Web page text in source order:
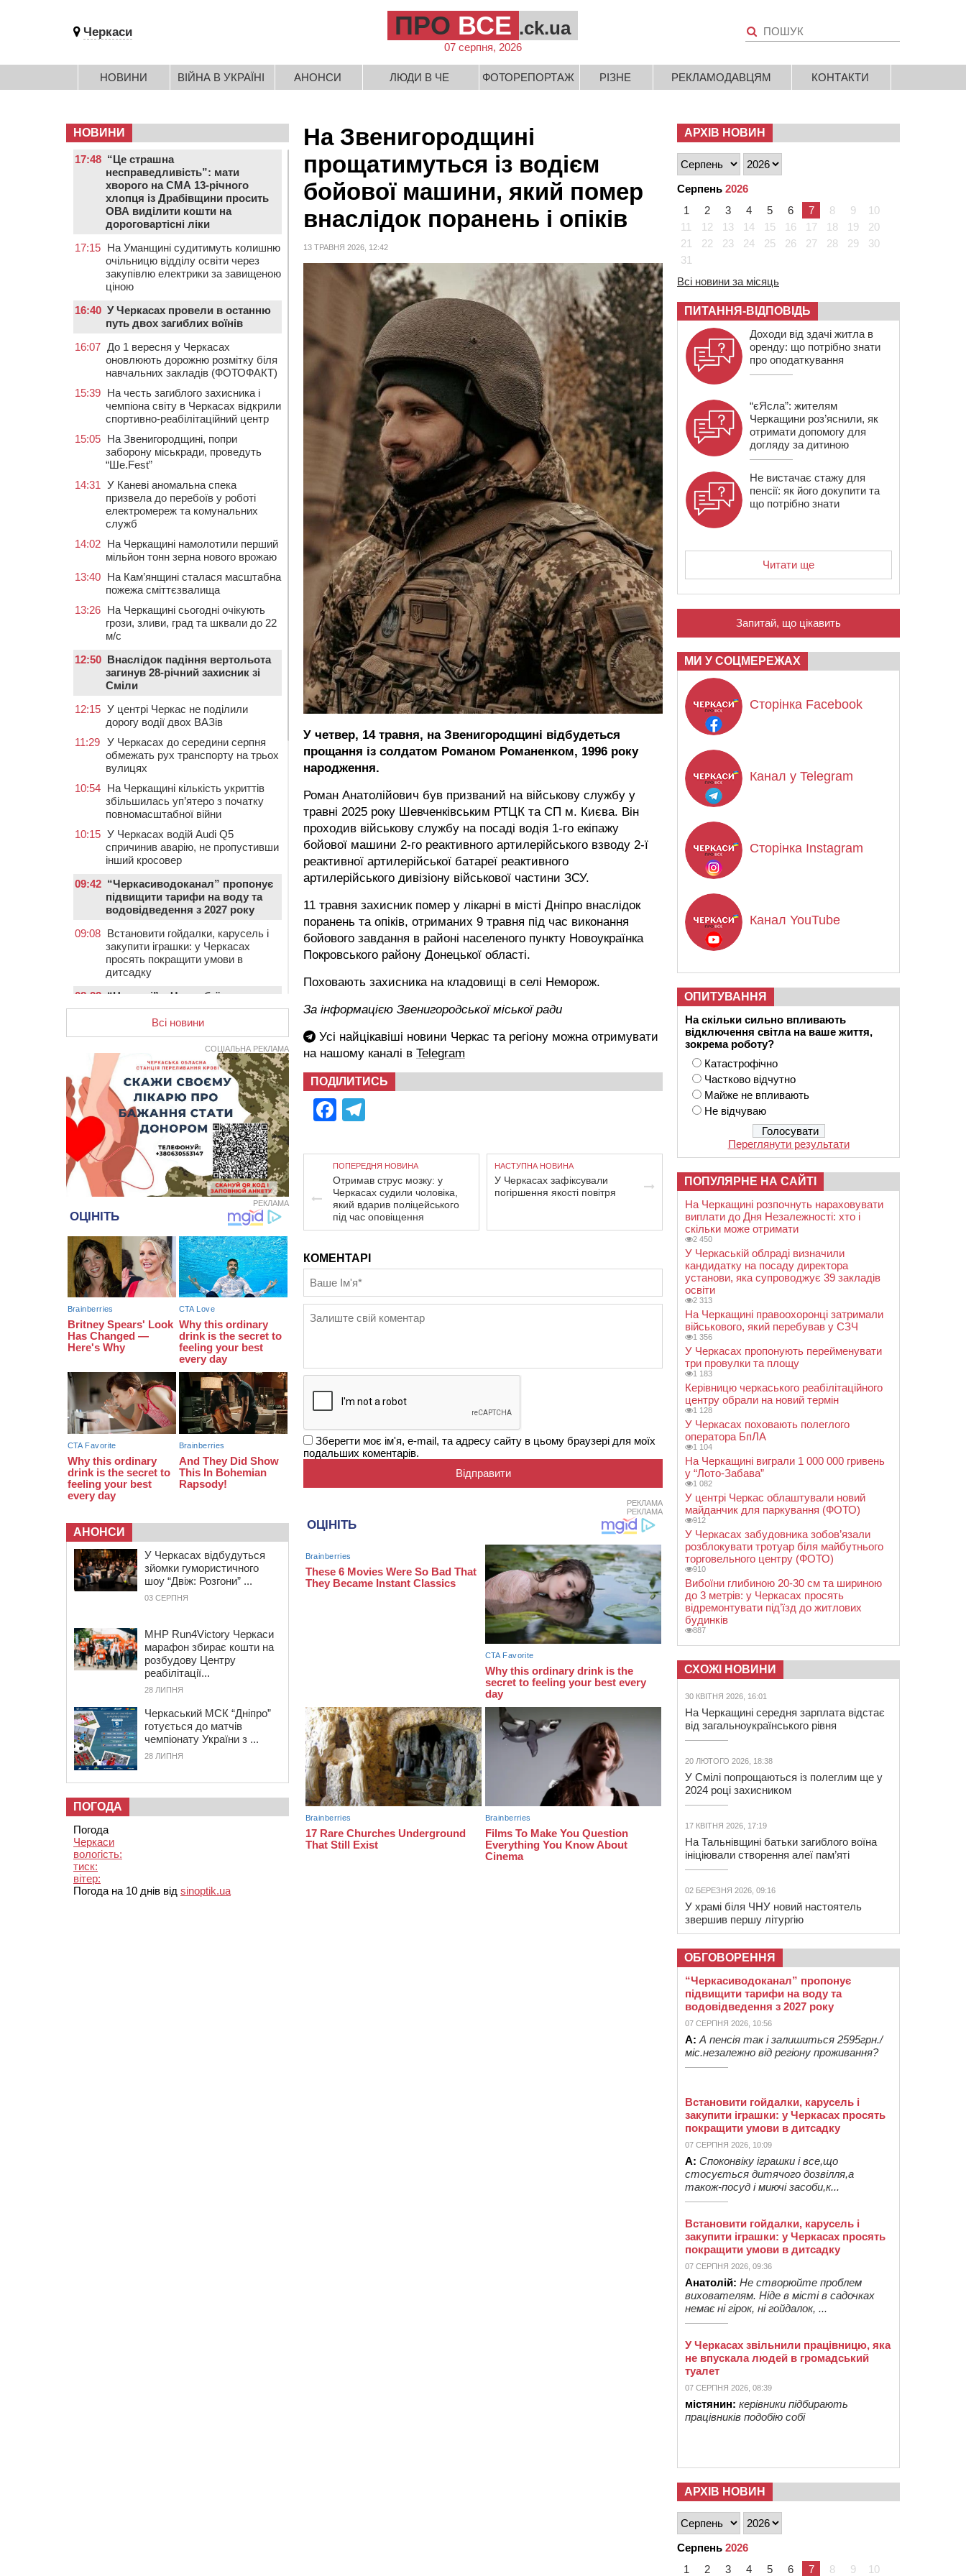
Черкаси ПРО ВСЕ .ck.ua
07 серпня, 2026
НОВИНИ ВІЙНА В УКРАЇНІ АНОНСИ ЛЮДИ В ЧЕ ФОТОРЕПОРТАЖ РІЗНЕ РЕКЛАМОДАВЦЯМ КОНТАКТИ
На Звенигородщині
прощатимуться із водієм
бойової машини, який помер
внаслідок поранень і опіків
13 ТРАВНЯ 2026, 12:42
У четвер, 14 травня, на Звенигородщині відбудеться
прощання із солдатом Романом Романенком, 1996 року
народження.
Роман Анатолійович був призваний на військову службу у
травні 2025 року Шевченківським РТЦК та СП м. Києва. Він
проходив військову службу на посаді водія 1-го екіпажу
бойової машини 2-го реактивного артилерійського взводу 2-ї
реактивної артилерійської батареї реактивного
артилерійського дивізіону військової частини ЗСУ.
11 травня захисник помер у лікарні в місті Дніпро внаслідок
поранень та опіків, отриманих 9 травня під час виконання
бойового завдання в районі населеного пункту Новоукраїнка
Покровського району Донецької області.
Поховають захисника на кладовищі в селі Неморож.
За інформацією Звенигородської міської ради
Усі найцікавіші новини Черкас та регіону можна отримувати
на нашому каналі в Telegram
ПОДІЛИТИСЬ
Facebook
ПОПЕРЕДНЯ НОВИНА
Отримав струс мозку: у
Черкасах судили чоловіка,
який вдарив поліцейського
під час оповіщення
НАСТУПНА НОВИНА
У Черкасах зафіксували
погіршення якості повітря
КОМЕНТАРІ
Зберегти моє ім'я, e-mail, та адресу сайту в цьому браузері для моїх
подальших коментарів.
РЕКЛАМА
РЕКЛАМА
НОВИНИ
17:48 “Це страшна
несправедливість”: мати
хворого на СМА 13-річного
хлопця із Драбівщини просить
ОВА виділити кошти на
дороговартісні ліки
17:15 На Уманщині судитимуть колишню
очільницю відділу освіти через
закупівлю електрики за завищеною
ціною
16:40 У Черкасах провели в останню
путь двох загиблих воїнів
16:07 До 1 вересня у Черкасах
оновлюють дорожню розмітку біля
навчальних закладів (ФОТОФАКТ)
15:39 На честь загиблого захисника і
чемпіона світу в Черкасах відкрили
спортивно-реабілітаційний центр
15:05 На Звенигородщині, попри
заборону міськради, проведуть
“Ше.Fest”
14:31 У Каневі аномальна спека
призвела до перебоїв у роботі
електромереж та комунальних
служб
14:02 На Черкащині намолотили перший
мільйон тонн зерна нового врожаю
13:40 На Кам’янщині сталася масштабна
пожежа сміттєзвалища
13:26 На Черкащині сьогодні очікують
грози, зливи, град та шквали до 22
м/с
12:50 Внаслідок падіння вертольота
загинув 28-річний захисник зі
Сміли
12:15 У центрі Черкас не поділили
дорогу водії двох ВАЗів
11:29 У Черкасах до середини серпня
обмежать рух транспорту на трьох
вулицях
10:54 На Черкащині кількість укриттів
збільшилась уп’ятеро з початку
повномасштабної війни
10:15 У Черкасах водій Audi Q5
спричинив аварію, не пропустивши
інший кросовер
09:42 “Черкасиводоканал” пропонує
підвищити тарифи на воду та
водовідведення з 2027 року
09:08 Встановити гойдалки, карусель і
закупити іграшки: у Черкасах
просять покращити умови в
дитсадку
08:22 “На щиті” у Чорнобаївську
громаду повертається полеглий
біля Кліщіївки воїн
Понад 968 мільйонів гривень
земельного податку сплатили на
Черкащині
06 СЕРПНЯ 2026, ЧЕТВЕР
21:13
Вісім медалей, з яких чотири
золоті: черкаські спортсмени
тріумфували на чемпіонаті України
20:31 На Черкащині спека
протримається ще день
20:00
Педагогів Черкас запрошують на
Teacher Prize Ukraine 2023
19:24 У Черкасах водійка протаранила
Duster, коли здавала назад
18:50
На Черкащині з початку року
зросла кількість постраждалих від
укусів тварин
18:15 Черкаська тренувальна квартира
стала прикладом для громад з
усієї України
Всі новини
СОЦІАЛЬНА РЕКЛАМА
РЕКЛАМА
АНОНСИ
У Черкасах відбудуться
зйомки гумористичного
шоу “Двіж: Розгони” ...
03 СЕРПНЯ
MHP Run4Victory Черкаси
марафон збирає кошти на
розбудову Центру
реабілітації...
28 ЛИПНЯ
Черкаський МСК “Дніпро”
готується до матчів
чемпіонату України з ...
28 ЛИПНЯ
ПОГОДА
Погода
Черкаси
вологість:
тиск:
вітер:
Погода на 10 днів від sinoptik.ua
АРХІВ НОВИН
Серпень 2026
1
2 3 4 5 6 7 8 9
10
11
12 13 14 15 16 17 18 19
20
21
22 23 24 25 26 27 28 29
30
31
Всі новини за місяць
ПИТАННЯ-ВІДПОВІДЬ
Доходи від здачі житла в
оренду: що потрібно знати
про оподаткування
“єЯсла”: жителям
Черкащини роз’яснили, як
отримати допомогу для
догляду за дитиною
Не вистачає стажу для
пенсії: як його докупити та
що потрібно знати
Читати ще
Запитай, що цікавить
МИ У СОЦМЕРЕЖАХ
Сторінка Facebook
Канал у Telegram
Сторінка Instagram
Канал YouTube
ОПИТУВАННЯ
На скільки сильно впливають
відключення світла на ваше життя,
зокрема роботу?
Катастрофічно
Частково відчутно
Майже не впливають
Не відчуваю
Переглянути результати
ПОПУЛЯРНЕ НА САЙТІ
На Черкащині розпочнуть нараховувати
виплати до Дня Незалежності: хто і
скільки може отримати
2 450
У Черкаській облраді визначили
кандидатку на посаду директора
установи, яка супроводжує 39 закладів
освіти
2 313
На Черкащині правоохоронці затримали
військового, який перебував у СЗЧ
1 356
У Черкасах пропонують перейменувати
три провулки та площу
1 183
Керівницю черкаського реабілітаційного
центру обрали на новий термін
1 128
У Черкасах поховають полеглого
оператора БпЛА
1 104
На Черкащині виграли 1 000 000 гривень
у “Лото-Забава”
1 082
У центрі Черкас облаштували новий
майданчик для паркування (ФОТО)
912
У Черкасах забудовника зобов’язали
розблокувати тротуар біля майбутнього
торговельного центру (ФОТО)
910
Вибоїни глибиною 20-30 см та шириною
до 3 метрів: у Черкасах просять
відремонтувати під’їзд до житлових
будинків
887
СХОЖІ НОВИНИ
30 КВІТНЯ 2026, 16:01
На Черкащині середня зарплата відстає
від загальноукраїнського рівня
20 ЛЮТОГО 2026, 18:38
У Смілі попрощаються із полеглим ще у
2024 році захисником
17 КВІТНЯ 2026, 17:19
На Тальнівщині батьки загиблого воїна
ініціювали створення алеї пам’яті
02 БЕРЕЗНЯ 2026, 09:16
У храмі біля ЧНУ новий настоятель
звершив першу літургію
ОБГОВОРЕННЯ
“Черкасиводоканал” пропонує
підвищити тарифи на воду та
водовідведення з 2027 року
07 СЕРПНЯ 2026, 10:56
А: А пенсія так і залишиться 2595грн./
міс.незалежно від регіону проживання?
Встановити гойдалки, карусель і
закупити іграшки: у Черкасах просять
покращити умови в дитсадку
07 СЕРПНЯ 2026, 10:09
А: Споконвіку іграшки і все,що
стосується дитячого дозвілля,а
також-посуд і миючі засоби,к...
Встановити гойдалки, карусель і
закупити іграшки: у Черкасах просять
покращити умови в дитсадку
07 СЕРПНЯ 2026, 09:36
Анатолій: Не створюйте проблем
вихователям. Ніде в місті в садочках
немає ні гірок, ні гойдалок, ...
У Черкасах звільнили працівницю, яка
не впускала людей в громадський
туалет
07 СЕРПНЯ 2026, 08:39
містянин: керівники підбирають
працівників подобію собі
АРХІВ НОВИН
Серпень 2026
1
2 3 4 5 6 7 8 9 10